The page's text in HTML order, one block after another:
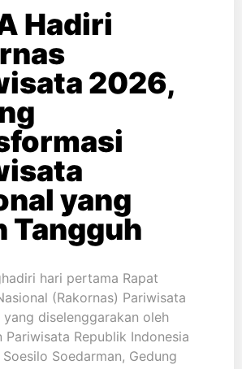
Hadiri
2026,
yang
Tangguh
hari pertama Rapat
(Rakornas) Pariwisata
yang diselenggarakan oleh
Pariwisata Republik Indonesia
Soedarman, Gedung